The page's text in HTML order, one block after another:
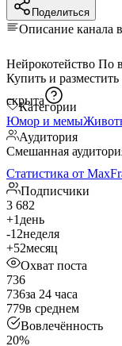
Поделиться
Описание канала
Нейрокотейство По
Купить и
скрыта
Категории
Юмор и мемы
Аудитория
Смешанная
Статистика от
Подписчики
3 682
+1 день
-12неделя
+52месяц
Охват поста
736
736за 24 часа
779в среднем
Вовлечённость
20%